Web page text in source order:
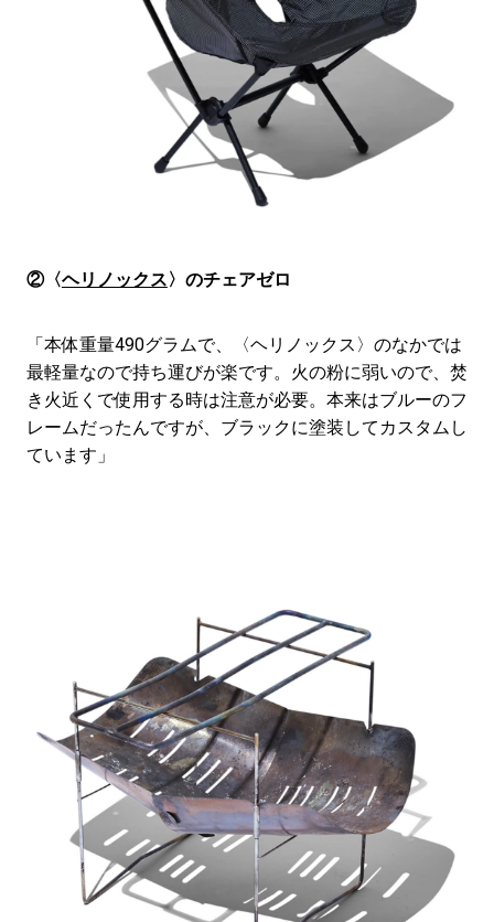
②〈ヘリノックス〉のチェアゼロ
「本体重量490グラムで、〈ヘリノックス〉のなかでは
最軽量なので持ち運びが楽です。火の粉に弱いので、焚
き火近くで使用する時は注意が必要。本来はブルーのフ
レームだったんですが、ブラックに塗装してカスタムし
ています」